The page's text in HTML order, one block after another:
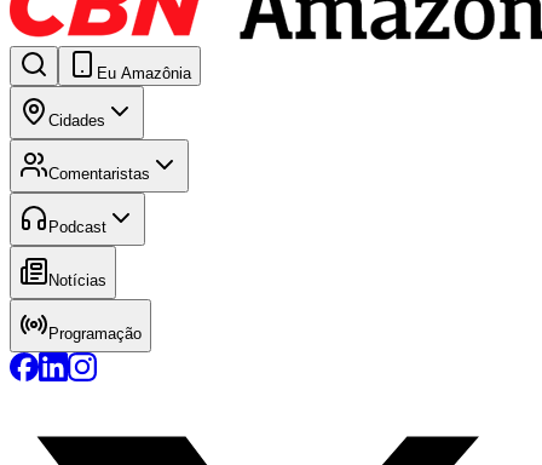
Eu Amazônia
Cidades
Comentaristas
Podcast
Notícias
Programação